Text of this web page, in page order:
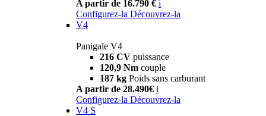
A partir de 16.790 € i
Configurez-la Découvrez-la
V4
Panigale V4
216 CV puissance
120,9 Nm couple
187 kg Poids sans carburant
A partir de 28.490€ i
Configurez-la Découvrez-la
V4 S